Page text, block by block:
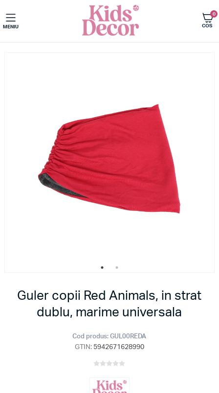
MENIU COS
0
Guler copii Red Animals, in strat
dublu, marime universala
Cod produs: GUL00REDA
GTIN: 5942671628990